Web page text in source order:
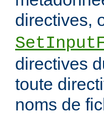
directives,
directives
toute
noms de